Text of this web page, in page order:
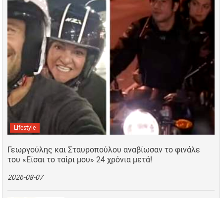
Lifestyle
Γεωργούλης και Σταυροπούλου αναβίωσαν το φινάλε
του «Είσαι το ταίρι μου» 24 χρόνια μετά!
2026-08-07